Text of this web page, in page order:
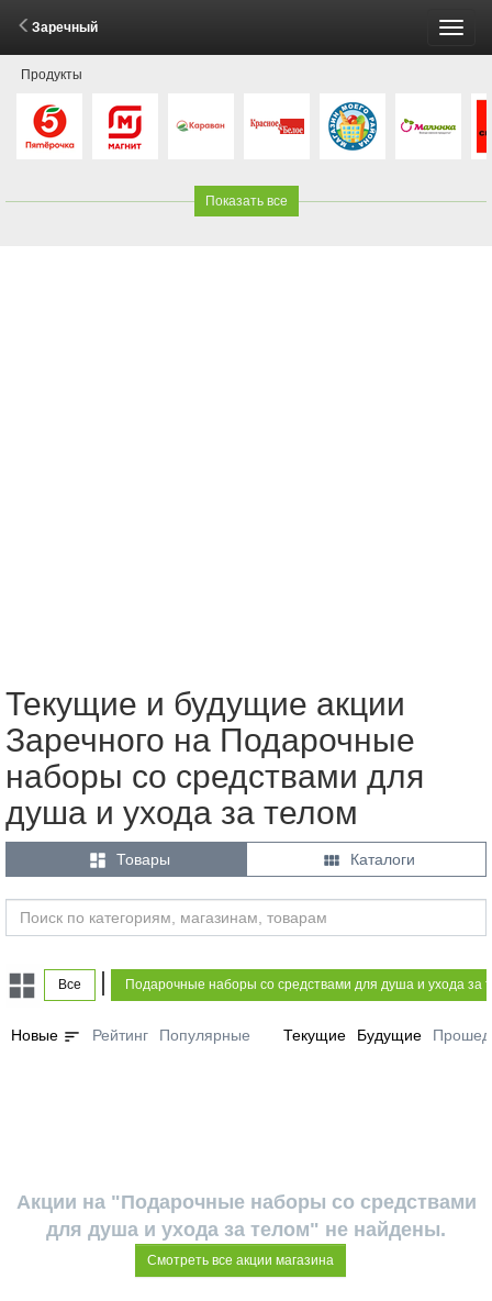
Заречный
Продукты
Показать все
Текущие и будущие акции
Заречного на Подарочные
наборы со средствами для
душа и ухода за телом
 Товары  Каталоги
Все Подарочные наборы со средствами для душа и ухода за
Новые sort Рейтинг Популярные Текущие Будущие
Акции на "Подарочные наборы со средствами
для душа и ухода за телом" не найдены.
Смотреть все акции магазина